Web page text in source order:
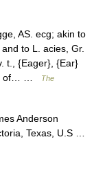
AS. ecg; akin to
to L. acies, Gr.
t., {Eager}, {Ear}
of… …
The
Anderson
Texas, U.S …